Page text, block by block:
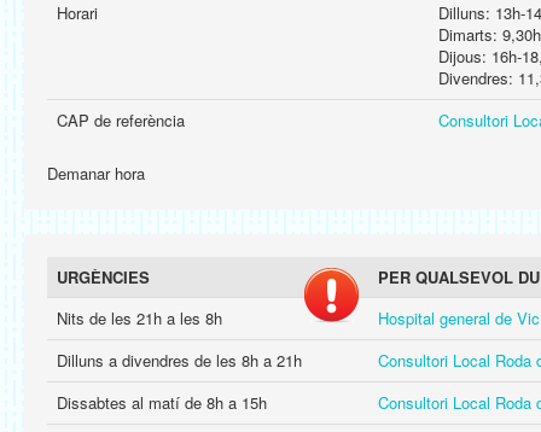
Horari
Dilluns: 13h-
Dimarts:
Dijous: 16h-
Divendres:
CAP de referència
Consultori
Demanar hora
URGÈNCIES
PER QUALSEVOL
Nits de les 21h a les 8h
Hospital general de Vic
Dilluns a divendres de les 8h a 21h
Consultori Local Roda
Dissabtes al matí de 8h a 15h
Consultori Local Roda